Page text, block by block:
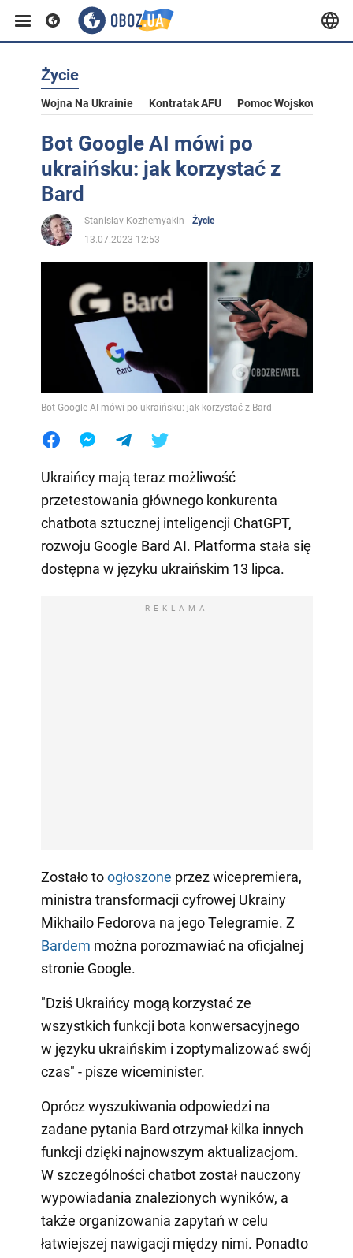
Życie
Wojna Na Ukrainie Kontratak AFU Pomoc Wojskowa Dla
Bot Google AI mówi po
ukraińsku: jak korzystać z
Bard
Stanislav Kozhemyakin
Życie
13.07.2023 12:53
Bot Google AI mówi po ukraińsku: jak korzystać z Bard
Ukraińcy mają teraz możliwość
przetestowania głównego konkurenta
chatbota sztucznej inteligencji ChatGPT,
rozwoju Google Bard AI. Platforma stała się
dostępna w języku ukraińskim 13 lipca.
REKLAMA
Zostało toogłoszone przez wicepremiera,
ministra transformacji cyfrowej Ukrainy
Mikhailo Fedorova na jego Telegramie. Z
Bardem można porozmawiać na oficjalnej
stronie Google.
"Dziś Ukraińcy mogą korzystać ze
wszystkich funkcji bota konwersacyjnego
w języku ukraińskim i zoptymalizować swój
czas" - pisze wiceminister.
Oprócz wyszukiwania odpowiedzi na
zadane pytania Bard otrzymał kilka innych
funkcji dzięki najnowszym aktualizacjom.
W szczególności chatbot został nauczony
wypowiadania znalezionych wyników, a
także organizowania zapytań w celu
łatwiejszej nawigacji między nimi. Ponadto